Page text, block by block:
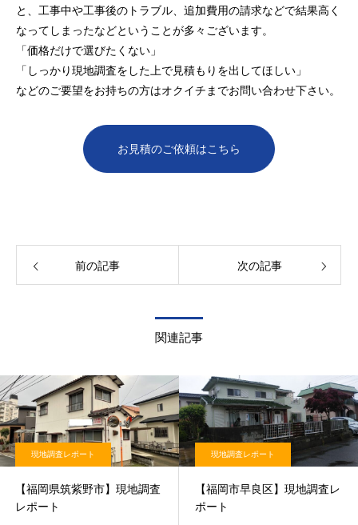
と、工事中や工事後のトラブル、追加費用の請求などで結果高く
なってしまったなどということが多々ございます。
「価格だけで選びたくない」
「しっかり現地調査をした上で見積もりを出してほしい」
などのご要望をお持ちの方はオクイチまでお問い合わせ下さい。
お見積のご依頼はこちら
前の記事 次の記事
関連記事
現地調査レポート
【福岡県筑紫野市】現地調査
レポート
現地調査レポート
【福岡市早良区】現地調査レ
ポート